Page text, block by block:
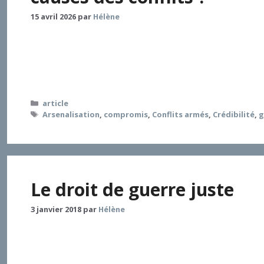
15 avril 2026 par Hélène
Catégories
article
Étiquettes
Arsenalisation, compromis, Conflits armés, Crédibilité,
Le droit de guerre juste
3 janvier 2018 par Hélène